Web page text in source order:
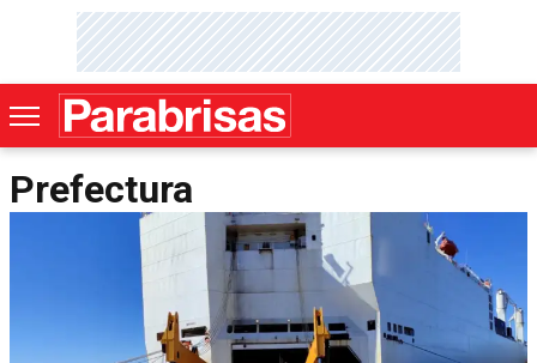
Prefectura